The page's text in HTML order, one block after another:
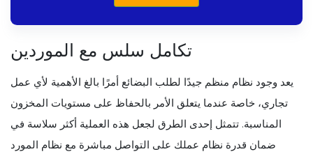
تكامل سلس مع الموردين
يعد وجود نظام منظم جيدًا لطلب البضائع أمرًا بالغ الأهمية لأي عمل
تجاري، خاصة عندما يتعلق الأمر بالحفاظ على مستويات المخزون
المناسبة. تتمثل إحدى الطرق لجعل هذه العملية أكثر سلاسة في
ضمان قدرة نظام عملك على التواصل مباشرة مع نظام المورد